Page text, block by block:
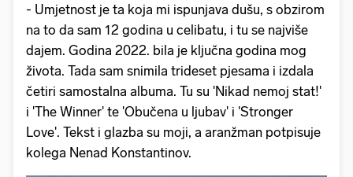
- Umjetnost je ta koja mi ispunjava dušu, s obzirom
na to da sam 12 godina u celibatu, i tu se najviše
dajem. Godina 2022. bila je ključna godina mog
života. Tada sam snimila trideset pjesama i izdala
četiri samostalna albuma. Tu su 'Nikad nemoj stat!'
i 'The Winner' te 'Obučena u ljubav' i 'Stronger
Love'. Tekst i glazba su moji, a aranžman potpisuje
kolega Nenad Konstantinov.